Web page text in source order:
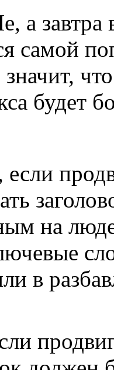
а
самой
значит,
будет
если
на
в